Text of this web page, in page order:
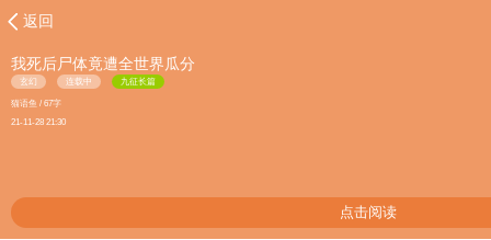
返回
我死后尸体竟遭全世界瓜分
玄幻 连载中 九征长篇
猫语鱼 / 67字
21-11-28 21:30
点击阅读